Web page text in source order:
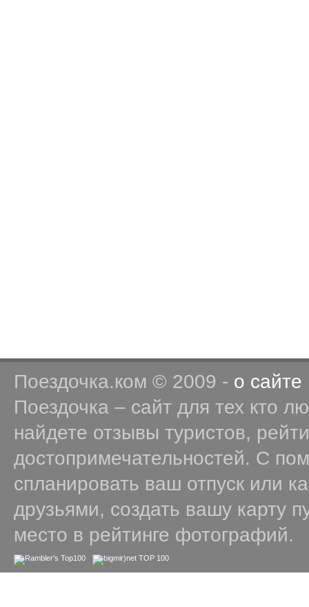
Поездочка.ком © 2009 - о сайте
Поездочка – сайт для тех кто
найдете отзывы туристов,
достопримечательностей. С
спланировать ваш отпуск или
друзьями, создать вашу карту
место в рейтинге фотографий.